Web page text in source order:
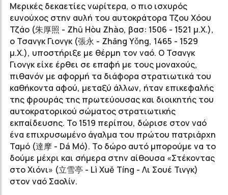
Μερικές δεκαετίες νωρίτερα, ο πιο ισχυρός
ευνούχος στην αυλή του αυτοκράτορα Τζου Χόου
Τζάο (朱厚照 - Zhū Hòu Zhào, βασ: 1506 - 1521 μ.Χ.),
o Τσανγκ Γιονγκ (張永 - Zhāng Yǒng, 1465 - 1529
μ.Χ.), υποστήριξε με θέρμη τον ναό. Ο Τσανγκ
Γιονγκ είχε έρθει σε επαφή με τους μοναχούς,
πιθανόν με αφορμή τα διάφορα στρατιωτικά του
καθήκοντα αφού, μεταξύ άλλων, ήταν επικεφαλής
της φρουράς της πρωτεύουσας και διοικητής του
αυτοκρατορικού σώματος στρατιωτικής
εκπαίδευσης. Το 1519 περίπου, δώρισε στον ναό
ένα επιχρυσωμένο άγαλμα του πρώτου πατριάρχη
Ταμό (達摩 - Dá Mó). Το δώρο αυτό μπορούμε να το
δούμε μέχρι και σήμερα στην αίθουσα «Στέκοντας
στο Χιόνι» (立雪亭 - Lì Xuě Tíng - Λι Σουέ Τινγκ)
στον ναό Σαολίν.